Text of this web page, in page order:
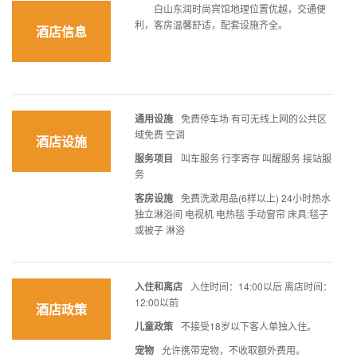
酒店信息
白山东润时尚宾馆地理位置优越，交通便
利，客房温馨舒适，配套设施齐全。
酒店设施
通用设施 免费停车场 有可无线上网的公共区
域免费 空调
服务项目
叫车服务 行李寄存 叫醒服务 接站服
务
客房设施 免费洗漱用品(6样以上) 24小时热水
独立淋浴间 电视机 电热毯 手动窗帘 床具:毯子
或被子 淋浴
酒店政策
入住和离店
入住时间：14:00以后 离店时间：
12:00以前
儿童政策 不接受18岁以下客人单独入住。
宠物 允许携带宠物，不收取额外费用。